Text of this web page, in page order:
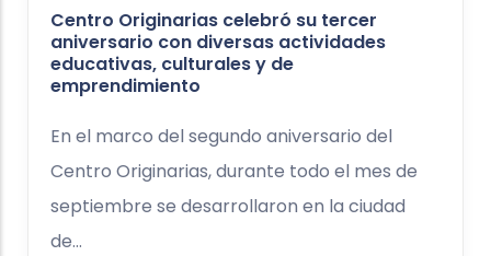
Centro Originarias celebró su tercer
aniversario con diversas actividades
educativas, culturales y de
emprendimiento
En el marco del segundo aniversario del
Centro Originarias, durante todo el mes de
septiembre se desarrollaron en la ciudad
de...